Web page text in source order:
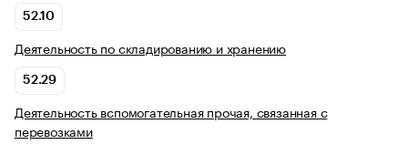
52.10
Деятельность по складированию и хранению
52.29
Деятельность вспомогательная прочая, связанная с
перевозками